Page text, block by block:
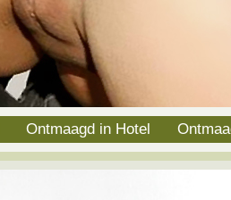
Ontmaagd in Hotel